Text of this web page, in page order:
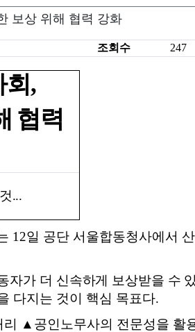
보상 위해 협력 강화
조회수 247
회,
협력
...
12일 공단 서울합동청사에서
자가 더 신속하게 보상받을 수
다지는 것이 핵심 목표다.
▲ 공인노무사의 전문성을 활